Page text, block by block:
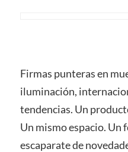
Firmas punteras en
iluminación,
tendencias. Un
Un mismo espacio.
escaparate de